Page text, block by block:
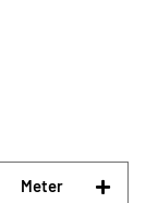
Meter